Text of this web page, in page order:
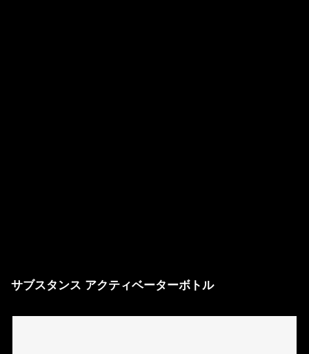
サブスタンス アクティベーターボトル